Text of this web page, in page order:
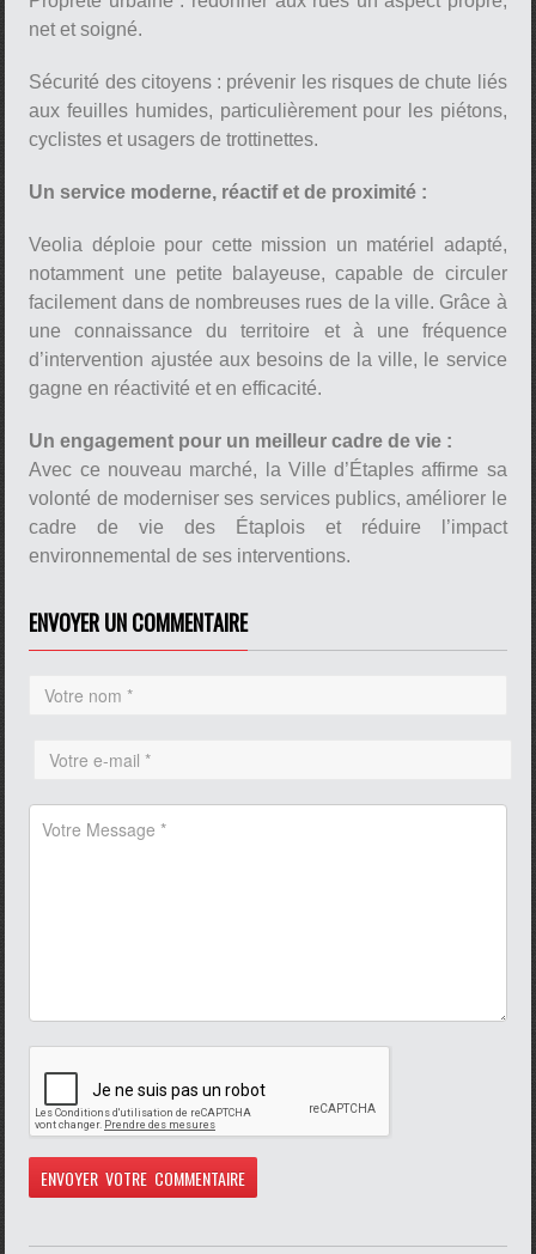
net et soigné.
Sécurité des citoyens : prévenir les risques de chute liés
aux feuilles humides, particulièrement pour les piétons,
cyclistes et usagers de trottinettes.
Un service moderne, réactif et de proximité :
Veolia déploie pour cette mission un matériel adapté,
notamment une petite balayeuse, capable de circuler
facilement dans de nombreuses rues de la ville. Grâce à
une connaissance du territoire et à une fréquence
d’intervention ajustée aux besoins de la ville, le service
gagne en réactivité et en efficacité.
Un engagement pour un meilleur cadre de vie :
Avec ce nouveau marché, la Ville d’Étaples affirme sa
volonté de moderniser ses services publics, améliorer le
cadre de vie des Étaplois et réduire l’impact
environnemental de ses interventions.
ENVOYER UN COMMENTAIRE